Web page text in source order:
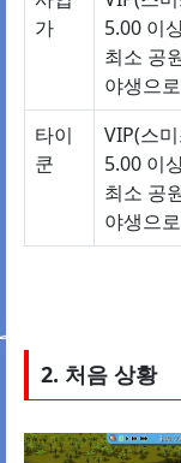
가
5.00 이
최소 공
야생으
타이
쿤
VIP(스
5.00 이
최소 공
야생으
2. 처음 상황